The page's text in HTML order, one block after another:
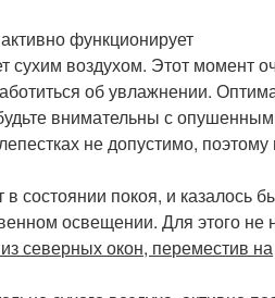
функционирует
сухим воздухом. Этот момент
об увлажнении.
внимательны с
не допустимо,
состоянии покоя, и казалось
освещении. Для этого не
северных окон, переместив на